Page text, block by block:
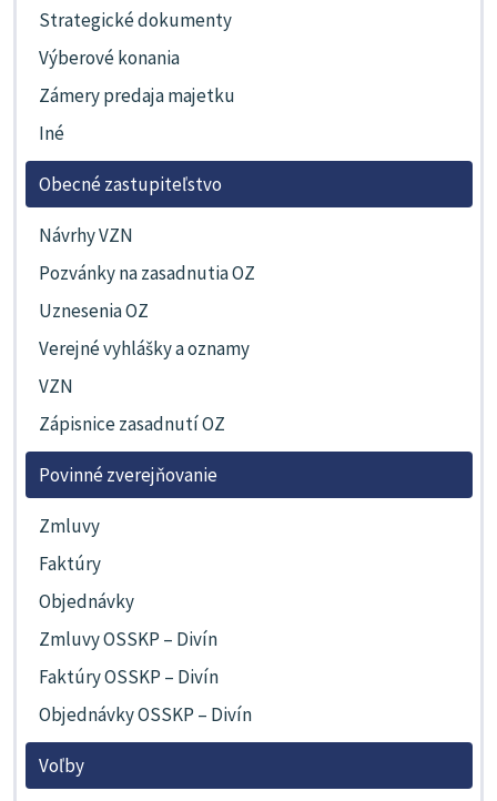
Strategické dokumenty
Výberové konania
Zámery predaja majetku
Iné
Obecné zastupiteľstvo
Návrhy VZN
Pozvánky na zasadnutia OZ
Uznesenia OZ
Verejné vyhlášky a oznamy
VZN
Zápisnice zasadnutí OZ
Povinné zverejňovanie
Zmluvy
Faktúry
Objednávky
Zmluvy OSSKP – Divín
Faktúry OSSKP – Divín
Objednávky OSSKP – Divín
Voľby